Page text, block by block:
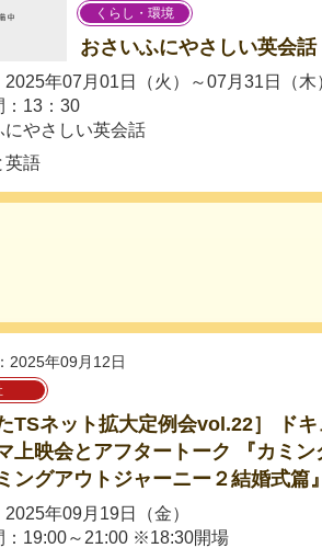
くらし・環境
おさいふにやさしい英会話
2025年07月01日（火）～07月31日（木
：13：30
にやさしい英会話
英語
2025年09月12日
TSネット拡大定例会vol.22］ ド
上映会とアフタートーク 『カミン
ングアウトジャーニー２結婚式篇』
2025年09月19日（金）
：19:00～21:00 ※18:30開場